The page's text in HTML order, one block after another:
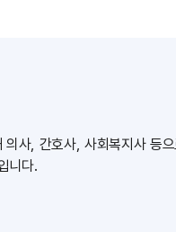
사, 간호사, 사회복지사 등
니다.